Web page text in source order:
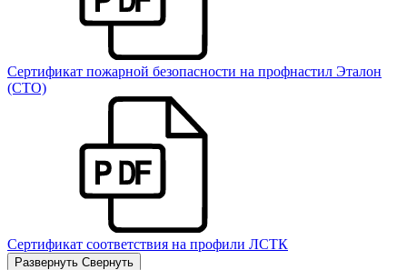
Сертификат пожарной безопасности на профнастил Эталон
(СТО)
Сертификат соответствия на профили ЛСТК
Развернуть Свернуть